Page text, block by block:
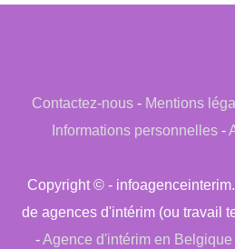
Contactez-nous- Mentions
Informations personnelles -
Copyright © -
de agences d'intérim (ou travail
-Agence d'intérim en Belgique